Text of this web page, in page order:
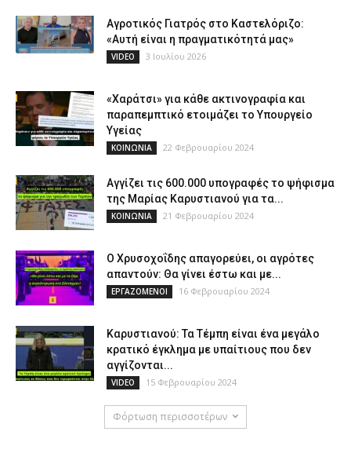
Αγροτικός Γιατρός στο Καστελόριζο:
«Αυτή είναι η πραγματικότητά μας»
VIDEO 3 Ιουλίου 2026
«Χαράτσι» για κάθε ακτινογραφία και
παραπεμπτικό ετοιμάζει το Υπουργείο
Υγείας
ΚΟΙΝΩΝΙΑ 22 Φεβρουαρίου 2024
Αγγίζει τις 600.000 υπογραφές το ψήφισμα
της Μαρίας Καρυστιανού για τα...
ΚΟΙΝΩΝΙΑ 21 Φεβρουαρίου 2024
Ο Χρυσοχοΐδης απαγορεύει, οι αγρότες
απαντούν: Θα γίνει έστω και με...
ΕΡΓΑΖΟΜΕΝΟΙ 16 Φεβρουαρίου 2024
Καρυστιανού: Τα Τέμπη είναι ένα μεγάλο
κρατικό έγκλημα με υπαίτιους που δεν
αγγίζονται...
VIDEO 15 Φεβρουαρίου 2024
Φόρτωση περισσοτέρων